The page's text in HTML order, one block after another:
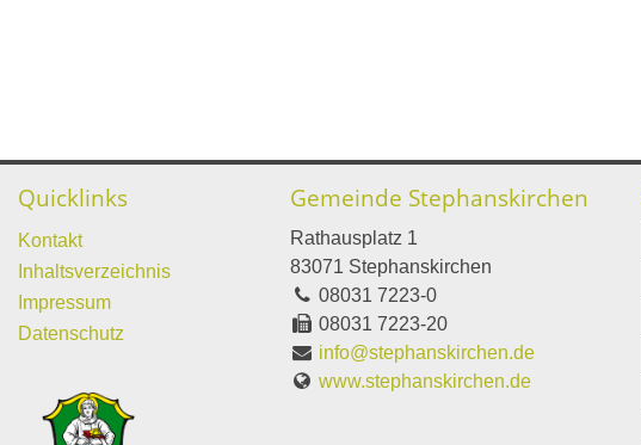
Quicklinks
Kontakt
Inhaltsverzeichnis
Impressum
Datenschutz
Gemeinde Stephanskirchen
Rathausplatz 1
83071 Stephanskirchen
08031 7223-0
08031 7223-20
info@stephanskirchen.de
www.stephanskirchen.de